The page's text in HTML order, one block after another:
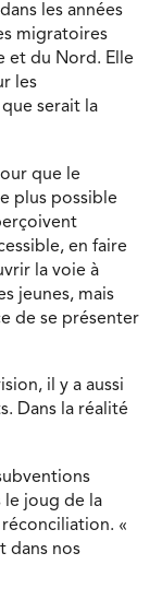
les années
migratoires
et du Nord. Elle
les
serait la
que le
plus possible
en faire
la voie à
jeunes, mais
de se présenter
il y a aussi
Dans la réalité
le joug de la
«
dans nos